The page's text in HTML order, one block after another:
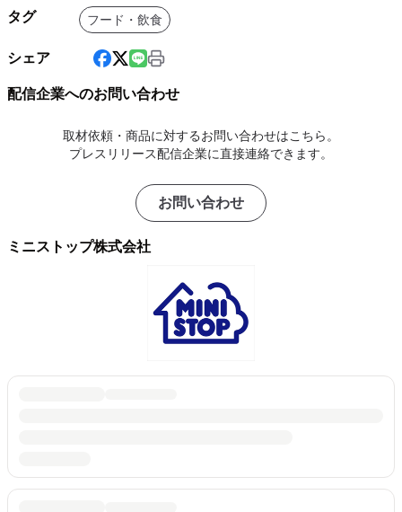
タグ フード・飲食
シェア
配信企業へのお問い合わせ
取材依頼・商品に対するお問い合わせはこちら。
プレスリリース配信企業に直接連絡できます。
お問い合わせ
ミニストップ株式会社